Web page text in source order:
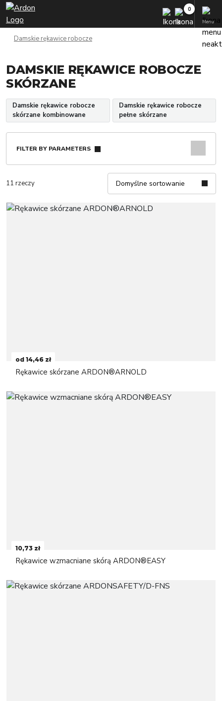
Menu
Damskie rękawice robocze
DAMSKIE RĘKAWICE ROBOCZE
SKÓRZANE
Damskie rękawice robocze
skórzane kombinowane
Damskie rękawice robocze
pełne skórzane
FILTER BY PARAMETERS
11 rzeczy Domyślne sortowanie
od 14,46 zł
Rękawice skórzane ARDON®ARNOLD
10,73 zł
Rękawice wzmacniane skórą ARDON®EASY